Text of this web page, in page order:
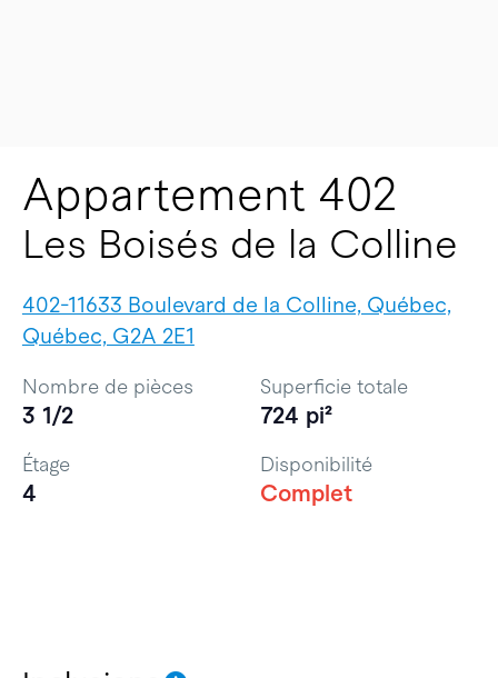
Appartement 402
Les Boisés de la Colline
402-11633 Boulevard de la Colline, Québec,
Québec, G2A 2E1
Nombre de pièces
3 1/2
Superficie totale
724 pi²
Étage
4
Disponibilité
Complet